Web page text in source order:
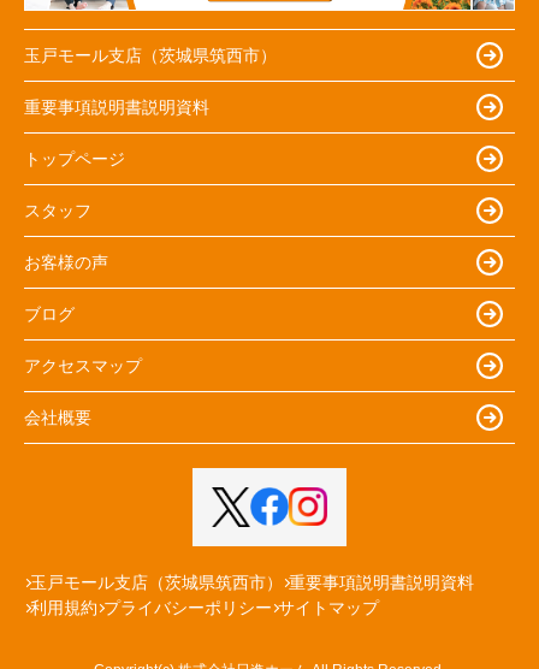
玉戸モール支店（茨城県筑西市）
重要事項説明書説明資料
トップページ
スタッフ
お客様の声
ブログ
アクセスマップ
会社概要
玉戸モール支店（茨城県筑西市）
重要事項説明書説明資料
利用規約 プライバシーポリシー サイトマップ